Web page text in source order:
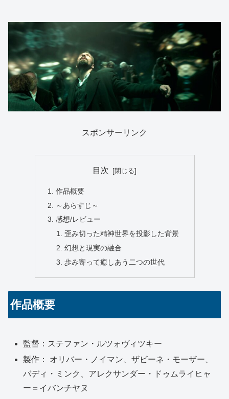
スポンサーリンク
目次
作品概要
～あらすじ～
感想/レビュー
歪み切った精神世界を投影した背景
幻想と現実の融合
歩み寄って癒しあう二つの世代
作品概要
監督：ステファン・ルツォヴィツキー
製作： オリバー・ノイマン、ザビーネ・モーザー、
バディ・ミンク、アレクサンダー・ドゥムライヒャ
ー＝イバンチヤヌ